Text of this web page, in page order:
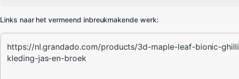
Links naar het vermeend inbreukmakende werk: